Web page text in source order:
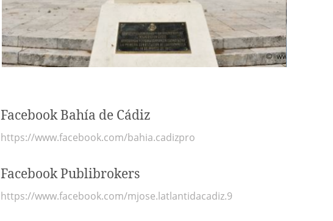
Facebook Bahía de Cádiz
https://www.facebook.com/bahia.cadizpro
Facebook Publibrokers
https://www.facebook.com/mjose.latlantidacadiz.9